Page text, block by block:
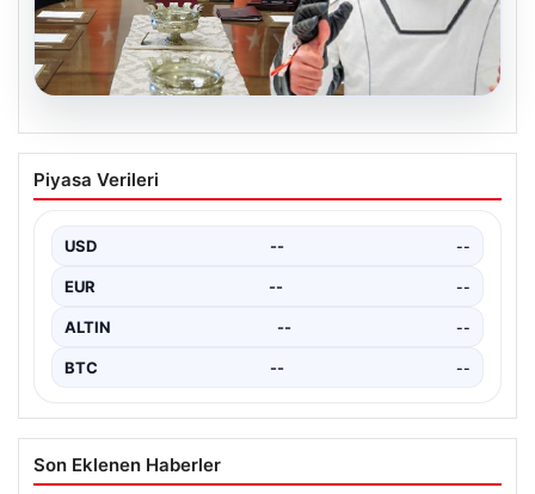
04.08.2026
Yüksek Askeri Şura (YAŞ) Kararları
Açıklandı: Alper Gezeravcı Terfi Etti ve
Türkiye’nin savunma ve askerî yapısında önemli dönüm
…
Piyasa Verileri
USD -- --
EUR -- --
ALTIN -- --
BTC -- --
Son Eklenen Haberler